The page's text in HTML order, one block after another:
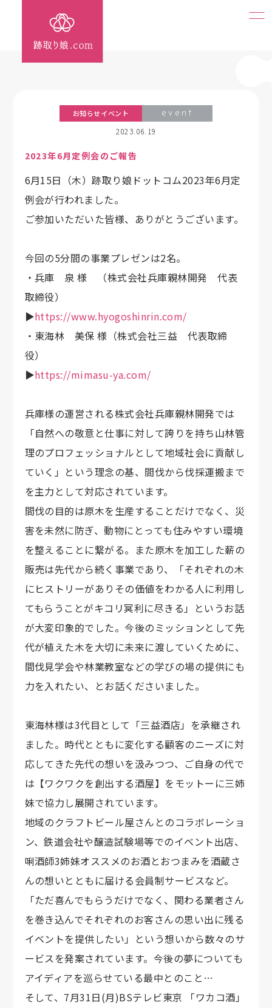
お知らせイベント event
2023.06.19
2023年6月定例会のご報告
6月15日（木）跡取り娘ドットコム2023年6月定
例会が行われました。
ご参加いただいた皆様、ありがとうございます。
今回の5分間の事業プレゼンは2名。
・兵庫 泉 様 （株式会社兵庫親林開発 代表
取締役）
▶︎https://www.hyogoshinrin.com/
・東海林 美保 様（株式会社三益 代表取締
役）
▶︎https://mimasu-ya.com/
兵庫様の運営される株式会社兵庫親林開発では
「自然への敬意と仕事に対して誇りを持ち山林管
理のプロフェッショナルとして地域社会に貢献し
ていく」という理念の基、間伐から伐採運搬まで
を主力として対応されています。
間伐の目的は原木を生産することだけでなく、災
害を未然に防ぎ、動物にとっても住みやすい環境
を整えることに繋がる。また原木を加工した薪の
販売は先代から続く事業であり、「それぞれの木
にヒストリーがありその価値をわかる人に利用し
てもらうことがキコリ冥利に尽きる」というお話
が大変印象的でした。今後のミッションとして先
代が植えた木を大切に未来に渡していくために、
間伐見学会や林業教室などの学びの場の提供にも
力を入れたい、とお話くださいました。
東海林様は3代目として「三益酒店」を承継され
ました。時代とともに変化する顧客のニーズに対
応してきた先代の想いを汲みつつ、ご自身の代で
は【ワクワクを創出する酒屋】をモットーに三姉
妹で協力し展開されています。
地域のクラフトビール屋さんとのコラボレーショ
ン、鉄道会社や醸造試験場等でのイベント出店、
唎酒師3姉妹オススメのお酒とおつまみを酒蔵さ
んの想いとともに届ける会員制サービスなど。
「ただ喜んでもらうだけでなく、関わる業者さん
を巻き込んでそれぞれのお客さんの思い出に残る
イベントを提供したい」という想いから数々のサ
ービスを発案されています。今後の夢についても
アイディアを巡らせている最中とのこと…
そして、7月31日(月)BSテレビ東京 「ワカコ酒」